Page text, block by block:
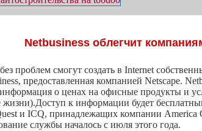
Netbusiness облегчит
проблем смогут создать в Internet
предоставленная компанией Netscape.
о ценах на офисные продукты и
к информации будет
и ICQ, принадлежащих компании America
службы началось с июля этого года.